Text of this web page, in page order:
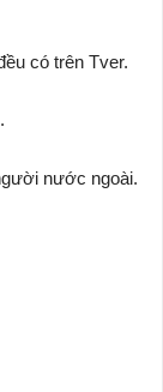
có trên Tver.
nước ngoài.